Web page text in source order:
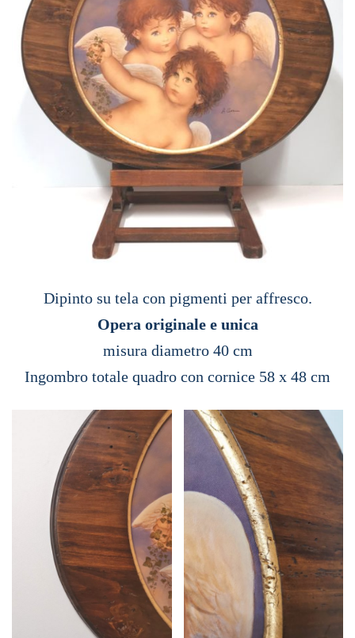
Dipinto su tela con pigmenti per affresco.
Opera originale e unica
misura diametro 40 cm
Ingombro totale quadro con cornice 58 x 48 cm